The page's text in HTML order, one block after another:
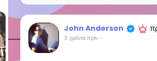
John Anderson
3 χρόνια πριν -